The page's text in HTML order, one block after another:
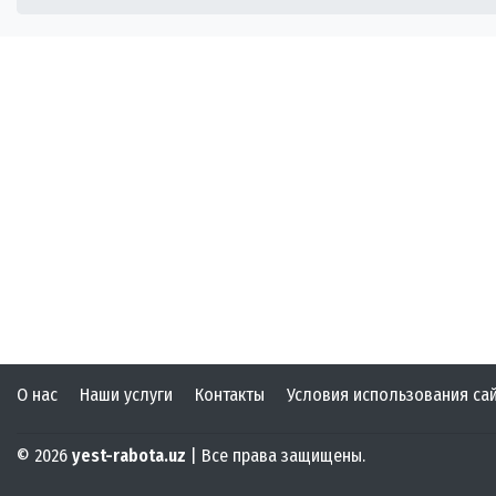
О нас Наши услуги Контакты Условия использования
© 2026 yest-rabota.uz | Все права защищены.